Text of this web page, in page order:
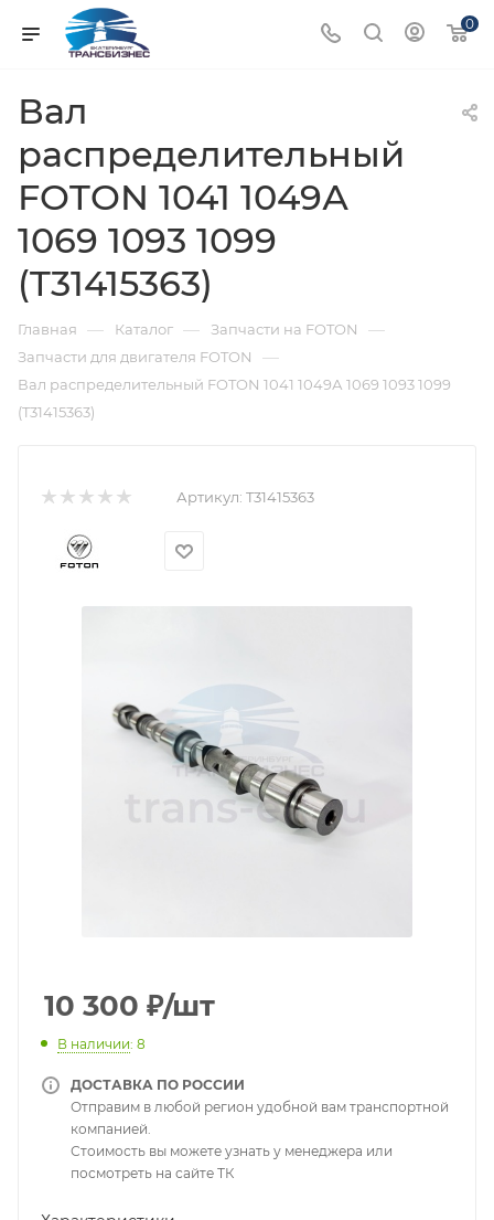
0
Вал
распределительный
FOTON 1041 1049А
1069 1093 1099
(T31415363)
Главная — Каталог — Запчасти на FOTON —
Запчасти для двигателя FOTON —
Вал распределительный FOTON 1041 1049А 1069 1093 1099
(T31415363)
Артикул: T31415363
10 300 ₽/шт
В наличии: 8
ДОСТАВКА ПО РОССИИ
Отправим в любой регион удобной вам транспортной
компанией.
Стоимость вы можете узнать у менеджера или
посмотреть на сайте ТК